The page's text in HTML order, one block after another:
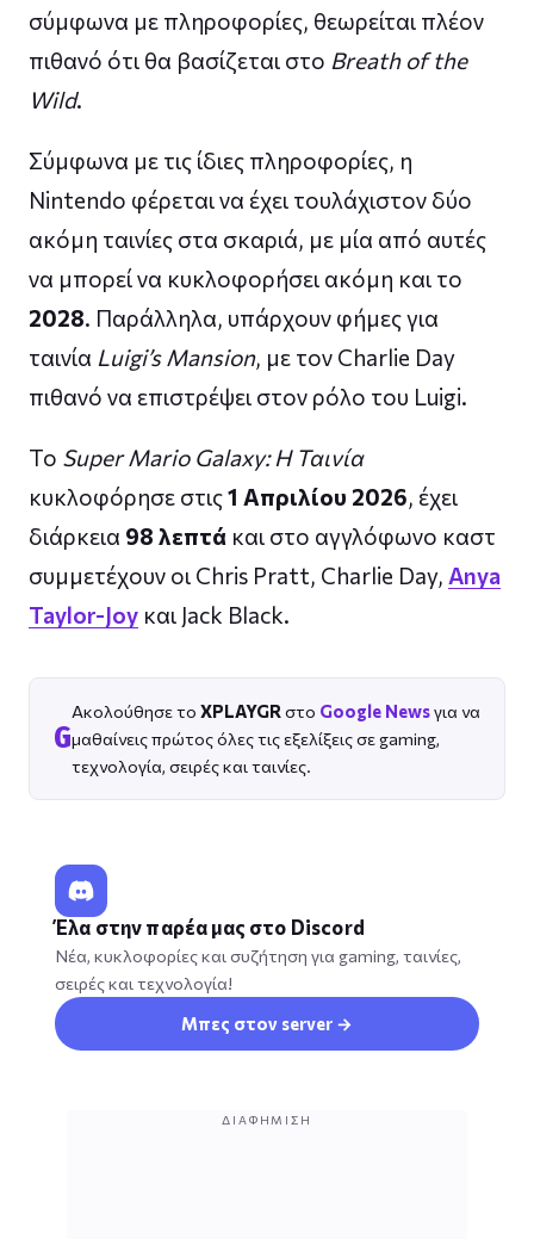
σύμφωνα με πληροφορίες, θεωρείται πλέον
πιθανό ότι θα βασίζεται στο Breath of the
Wild.
Σύμφωνα με τις ίδιες πληροφορίες, η
Nintendo φέρεται να έχει τουλάχιστον δύο
ακόμη ταινίες στα σκαριά, με μία από αυτές
να μπορεί να κυκλοφορήσει ακόμη και το
2028. Παράλληλα, υπάρχουν φήμες για
ταινία Luigi’s Mansion, με τον Charlie Day
πιθανό να επιστρέψει στον ρόλο του Luigi.
Το Super Mario Galaxy: Η Ταινία
κυκλοφόρησε στις1 Απριλίου 2026, έχει
διάρκεια 98 λεπτά και στο αγγλόφωνο καστ
συμμετέχουν οι Chris Pratt, Charlie Day, Anya
Taylor-Joy και Jack Black.
G
Ακολούθησε το XPLAYGR στο Google Newsγια να
μαθαίνεις πρώτος όλες τις εξελίξεις σε gaming,
τεχνολογία, σειρές και ταινίες.
Έλα στην παρέα μας στο Discord
Νέα, κυκλοφορίες και συζήτηση για gaming, ταινίες,
σειρές και τεχνολογία!
Μπες στον server →
ΔΙΑΦΉΜΙΣΗ